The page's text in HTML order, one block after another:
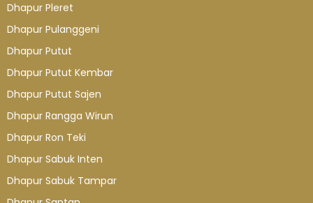
Dhapur Pleret
Dhapur Pulanggeni
Dhapur Putut
Dhapur Putut Kembar
Dhapur Putut Sajen
Dhapur Rangga Wirun
Dhapur Ron Teki
Dhapur Sabuk Inten
Dhapur Sabuk Tampar